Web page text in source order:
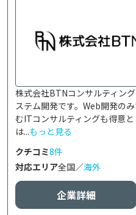
株式会社BTNコンサルティン
ステム開発です。Web開発の
むITコンサルティングも得意
は...もっと見る
クチコミ8件
対応エリア全国／海外
企業詳細